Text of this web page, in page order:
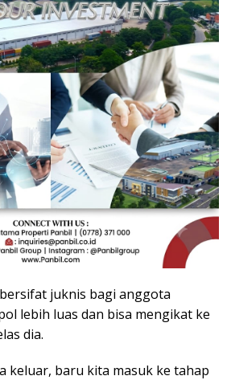
juknis bagi anggota
lebih luas dan bisa mengikat ke
dia.
keluar, baru kita masuk ke tahap